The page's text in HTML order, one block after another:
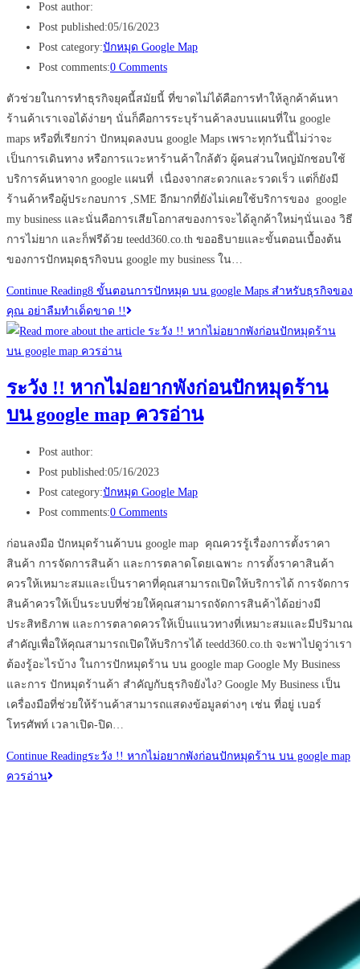
Post author:
Post published:05/16/2023
Post category:ปักหมุด Google Map
Post comments:0 Comments
ตัวช่วยในการทำธุรกิจยุคนี้สมัยนี้ ที่ขาดไม่ได้คือการทำให้ลูกค้าค้นหา
ร้านค้าเราเจอได้ง่ายๆ นั่นก็คือการระบุร้านค้าลงบนแผนที่ใน google
maps หรือที่เรียกว่า ปักหมุดลงบน google Maps เพราะทุกวันนี้ไม่ว่าจะ
เป็นการเดินทาง หรือการแวะหาร้านค้าใกล้ตัว ผู้คนส่วนใหญ่มักชอบใช้
บริการค้นหาจาก google แผนที่ เนื่องจากสะดวกและรวดเร็ว แต่ก็ยังมี
ร้านค้าหรือผู้ประกอบการ ,SME อีกมากที่ยังไม่เคยใช้บริการของ google
my business และนั่นคือการเสียโอกาสของการจะได้ลูกค้าใหม่ๆนั่นเอง วิธี
การไม่ยาก และก็ฟรีด้วย teedd360.co.th ขออธิบายและขั้นตอนเบื้องต้น
ของการปักหมุดธุรกิจบน google my business ใน…
Continue Reading8 ขั้นตอนการปักหมุด บน google Maps สำหรับธุรกิจของ
คุณ อย่าลืมทำเด็ดขาด !!
ระวัง !! หากไม่อยากพังก่อนปักหมุดร้าน
บน google map ควรอ่าน
Post author:
Post published:05/16/2023
Post category:ปักหมุด Google Map
Post comments:0 Comments
ก่อนลงมือ ปักหมุดร้านค้าบน google map คุณควรรู้เรื่องการตั้งราคา
สินค้า การจัดการสินค้า และการตลาดโดยเฉพาะ การตั้งราคาสินค้า
ควรให้เหมาะสมและเป็นราคาที่คุณสามารถเปิดให้บริการได้ การจัดการ
สินค้าควรให้เป็นระบบที่ช่วยให้คุณสามารถจัดการสินค้าได้อย่างมี
ประสิทธิภาพ และการตลาดควรให้เป็นแนวทางที่เหมาะสมและมีปริมาณ
สำคัญเพื่อให้คุณสามารถเปิดให้บริการได้ teedd360.co.th จะพาไปดูว่าเรา
ต้องรู้อะไรบ้าง ในการปักหมุดร้าน บน google map Google My Business
และการ ปักหมุดร้านค้า สำคัญกับธุรกิจยังไง? Google My Business เป็น
เครื่องมือที่ช่วยให้ร้านค้าสามารถแสดงข้อมูลต่างๆ เช่น ที่อยู่ เบอร์
โทรศัพท์ เวลาเปิด-ปิด…
Continue Readingระวัง !! หากไม่อยากพังก่อนปักหมุดร้าน บน google map
ควรอ่าน